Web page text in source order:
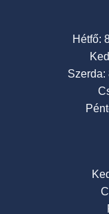
Hétfő:
Szerda: